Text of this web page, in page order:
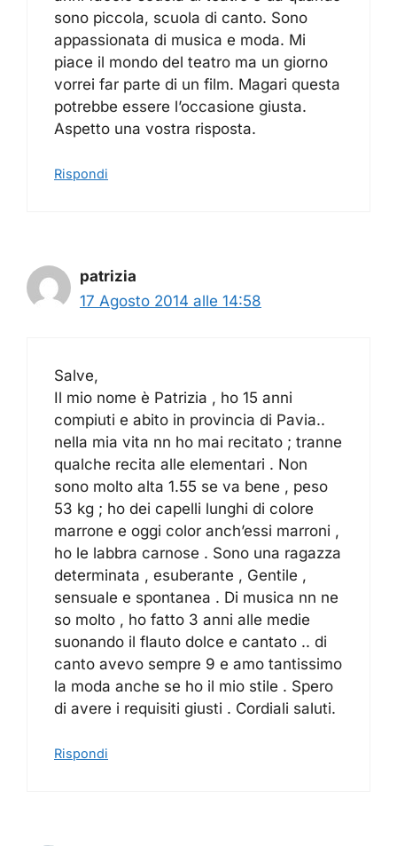
sono piccola, scuola di canto. Sono
appassionata di musica e moda. Mi
piace il mondo del teatro ma un giorno
vorrei far parte di un film. Magari questa
potrebbe essere l’occasione giusta.
Aspetto una vostra risposta.
Rispondi
patrizia
17 Agosto 2014 alle 14:58
Salve,
Il mio nome è Patrizia , ho 15 anni
compiuti e abito in provincia di Pavia..
nella mia vita nn ho mai recitato ; tranne
qualche recita alle elementari . Non
sono molto alta 1.55 se va bene , peso
53 kg ; ho dei capelli lunghi di colore
marrone e oggi color anch’essi marroni ,
ho le labbra carnose . Sono una ragazza
determinata , esuberante , Gentile ,
sensuale e spontanea . Di musica nn ne
so molto , ho fatto 3 anni alle medie
suonando il flauto dolce e cantato .. di
canto avevo sempre 9 e amo tantissimo
la moda anche se ho il mio stile . Spero
di avere i requisiti giusti . Cordiali saluti.
Rispondi